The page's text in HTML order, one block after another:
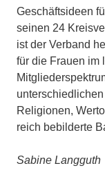
Geschäftsideen
seinen 24
ist der Verband
für die Frauen im
Religionen,
reich bebilderte
Sabine Langguth